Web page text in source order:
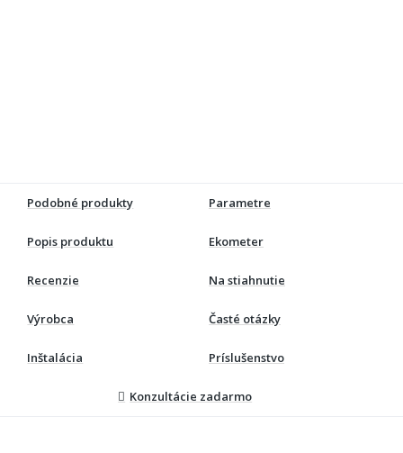
Podobné produkty Parametre
Popis produktu Ekometer
Recenzie Na stiahnutie
Výrobca Časté otázky
Inštalácia Príslušenstvo
Konzultácie zadarmo